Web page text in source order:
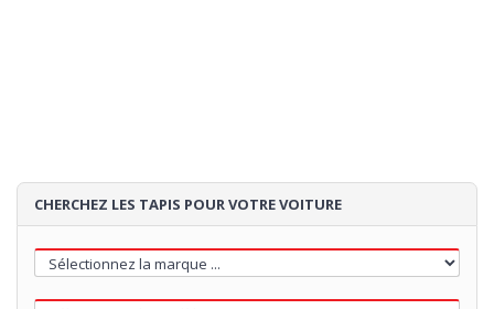
CHERCHEZ LES TAPIS POUR VOTRE VOITURE